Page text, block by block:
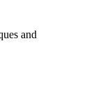
and